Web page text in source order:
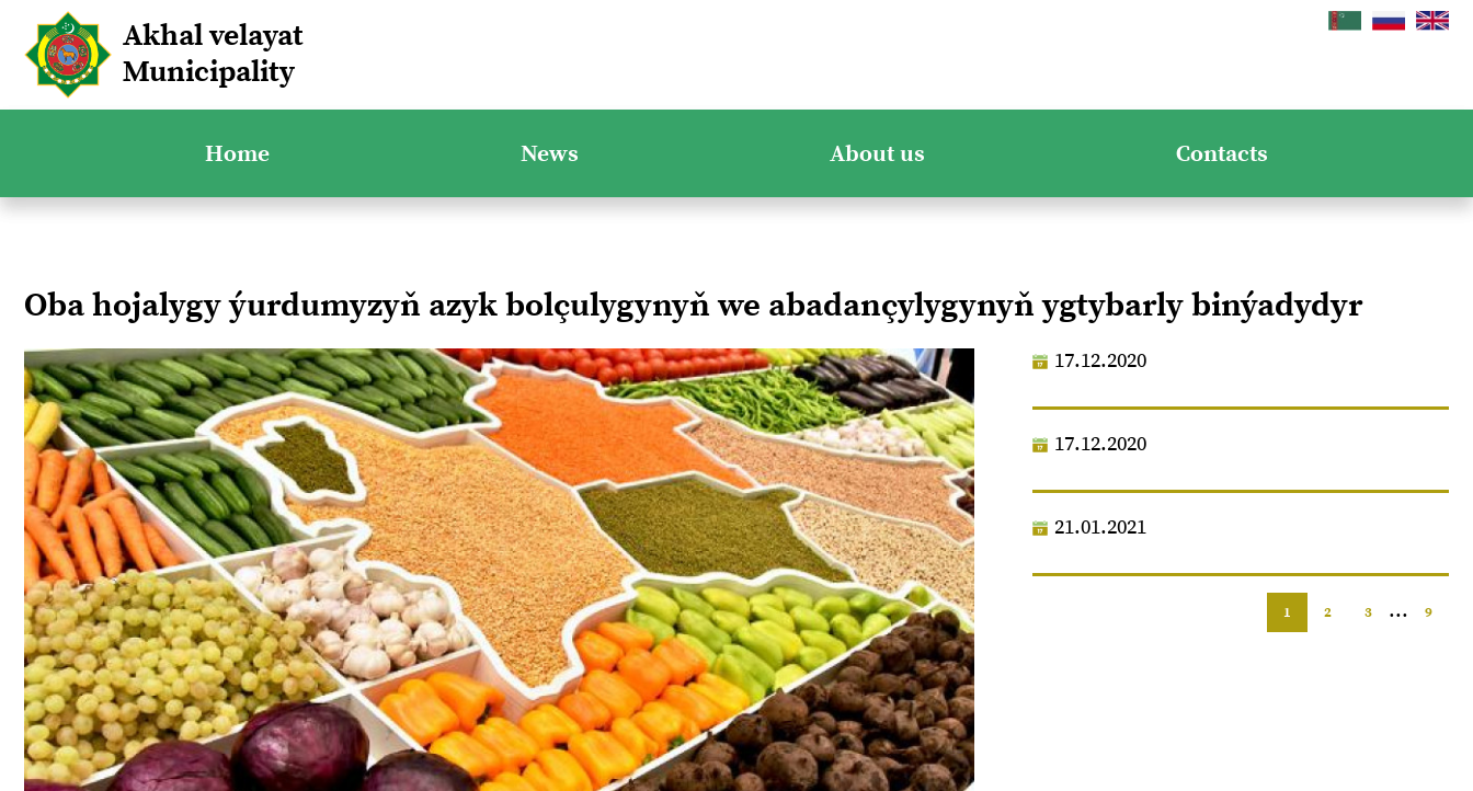
Akhal velayat
Municipality
Home News About us Contacts
Oba hojalygy ýurdumyzyň azyk bolçulygynyň we abadançylygynyň ygtybarly binýadydyr
17.12.2020
17.12.2020
21.01.2021
1 2 3 ... 9